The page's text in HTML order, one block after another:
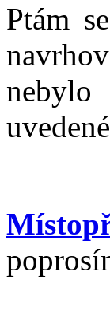
Ptám
nebylo